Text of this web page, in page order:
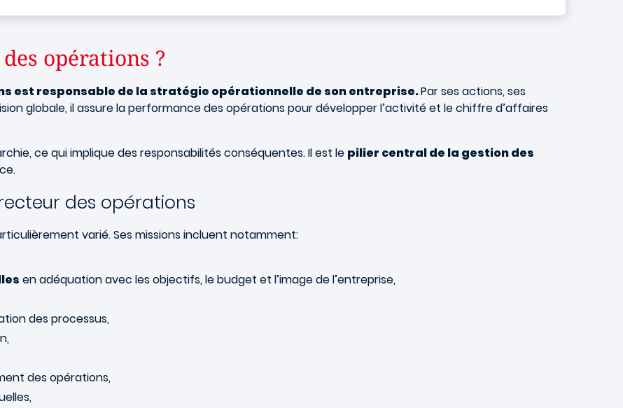
opérations ?
est responsable de la stratégie opérationnelle de son entreprise.Par ses actions, ses
globale, il assure la performance des opérations pour développer l’activité et le chiffre d’affaires
ce qui implique des responsabilités conséquentes. Il est le pilier central de la gestion des
des opérations
varié. Ses missions incluent notamment:
en adéquation avec les objectifs, le budget et l’image de l’entreprise,
des processus,
des opérations,